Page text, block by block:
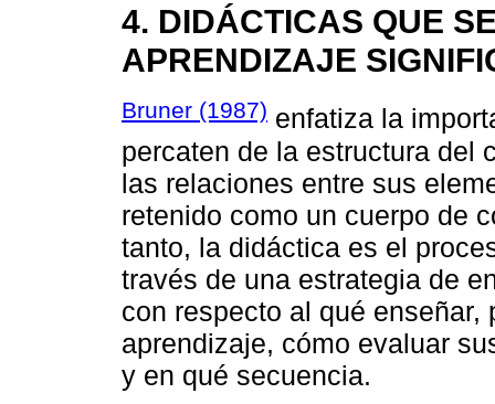
4. DIDÁCTICAS QUE
APRENDIZAJE
Bruner (1987) enfatiza la
percaten de la estructura del
las relaciones entre sus
retenido como un cuerpo de
tanto, la didáctica es el
través de una estrategia de
con respecto al qué
aprendizaje, cómo evaluar
y en qué secuencia.